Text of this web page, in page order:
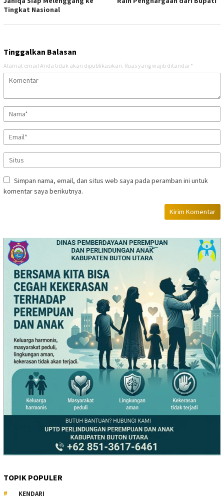
Tingkat Nasional
Tinggalkan Balasan
Alamat email Anda tidak akan dipublikasikan. Ruas yang wajib ditandai *
Simpan nama, email, dan situs web saya pada peramban ini untuk
komentar saya berikutnya.
TOPIK POPULER
KENDARI